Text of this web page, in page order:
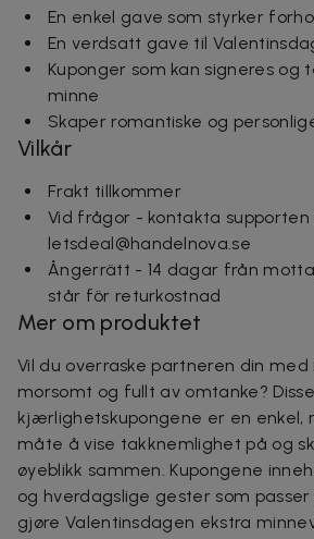
En enkel gave som styrker
En verdsatt gave til
Kuponger som kan signeres og
minne
Skaper romantiske og
Vilkår
Frakt tillkommer
Vid frågor - kontakta
letsdeal@handelnova.se
Ångerrätt - 14 dagar från
står för returkostnad
Mer om produktet
Vil du overraske partneren din med
morsomt og fullt av omtanke? Disse
kjærlighetskupongene er en enkel,
måte å vise takknemlighet på og
øyeblikk sammen. Kupongene
og hverdagslige gester som
gjøre Valentinsdagen ekstra